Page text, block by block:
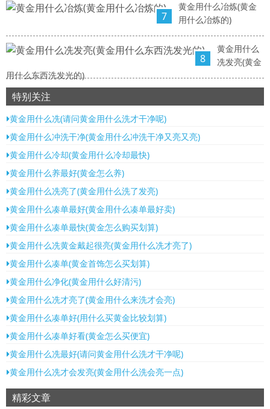
7
黄金用什么冶炼(黄金
用什么冶炼的)
8
黄金用什么
冼发亮(黄金
用什么东西洗发光的)
特别关注
黄金用什么冼(请问黄金用什么洗才干净呢)
黄金用什么冲洗干净(黄金用什么冲洗干净又亮又亮)
黄金用什么冷却(黄金用什么冷却最快)
黄金用什么养最好(黄金怎么养)
黄金用什么冼亮了(黄金用什么洗了发亮)
黄金用什么凑单最好(黄金用什么凑单最好卖)
黄金用什么凑单最快(黄金怎么购买划算)
黄金用什么冼黄金戴起很亮(黄金用什么冼才亮了)
黄金用什么凑单(黄金首饰怎么买划算)
黄金用什么净化(黄金用什么好清污)
黄金用什么冼才亮了(黄金用什么来洗才会亮)
黄金用什么凑单好(用什么买黄金比较划算)
黄金用什么凑单好看(黄金怎么买便宜)
黄金用什么冼最好(请问黄金用什么洗才干净呢)
黄金用什么冼才会发亮(黄金用什么洗会亮一点)
精彩文章